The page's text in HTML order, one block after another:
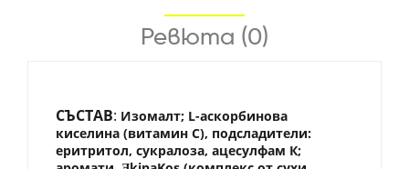
Ревюта (0)
СЪСТАВ: Изомалт; L-аскорбинова
киселина (витамин С), подсладители:
еритритол, сукралоза, ацесулфам К;